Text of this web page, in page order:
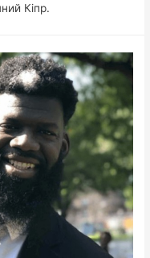
Кіпр.